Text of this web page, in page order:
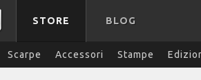
STORE BLOG
Scarpe Accessori Stampe